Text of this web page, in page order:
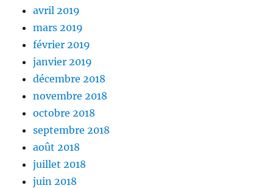
avril 2019
mars 2019
février 2019
janvier 2019
décembre 2018
novembre 2018
octobre 2018
septembre 2018
août 2018
juillet 2018
juin 2018